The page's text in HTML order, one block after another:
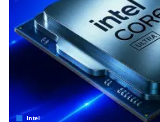
Intel